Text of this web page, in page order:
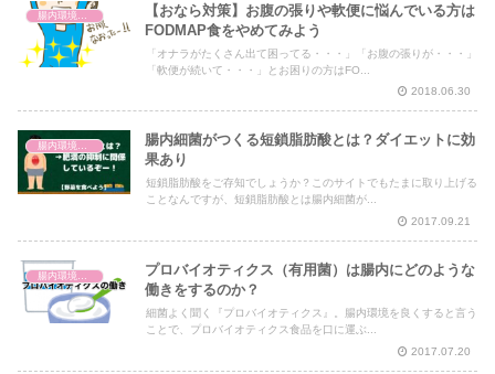
【おなら対策】お腹の張りや軟便に悩んでいる方は
FODMAP食をやめてみよう
「オナラがたくさん出て困ってる・・・」「お腹の張りが・・・」
「軟便が続いて・・・」とお困りの方はFO...
2018.06.30
腸内細菌がつくる短鎖脂肪酸とは？ダイエットに効
果あり
短鎖脂肪酸をご存知でしょうか？このサイトでもたまに取り上げる
ことなんですが、短鎖脂肪酸とは腸内細菌が...
2017.09.21
プロバイオティクス（有用菌）は腸内にどのような
働きをするのか？
細菌よく聞く『プロバイオティクス』。腸内環境を良くすると言う
ことで、プロバイオティクス食品を口に運ぶ...
2017.07.20